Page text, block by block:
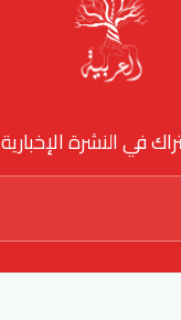
في النشرة الإخبارية